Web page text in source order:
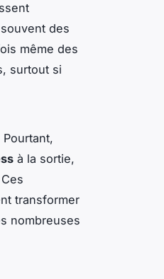
des
même des
surtout si
à la sortie,
transformer
nombreuses